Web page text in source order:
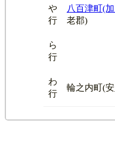
や
行
八百津町(
老郡)
ら
行
わ
行
輪之内町(